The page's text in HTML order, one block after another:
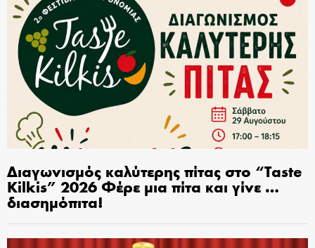
Διαγωνισμός καλύτερης πίτας στο “Taste
Kilkis” 2026 Φέρε μια πίτα και γίνε …
διασημόπιτα!